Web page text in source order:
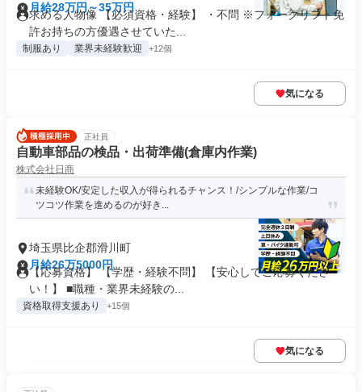
月給28万円～35万円
求める人物像 【必須資格・経験】 ・不問 ※フォークリフト免
許お持ちの方優遇させていた...
制服あり 業界未経験歓迎 +12個
気になる
正社員
自動車部品の検品・出荷準備(倉庫内作業)
株式会社日商
未経験OK/安定した収入が得られるチャンス！/シンプルな作業/コ
ツコツ作業を進めるのが好き...
埼玉県比企郡滑川町
月給26万5000円
【応募資格】 【学歴・経験不問】 【安心してご応募くださ
い！】 ■職種・業界未経験の...
資格取得支援あり +15個
気になる